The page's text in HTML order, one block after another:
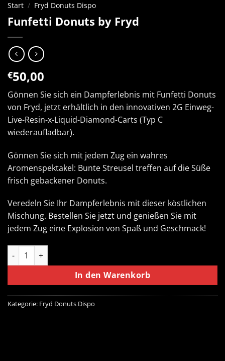
Start / Fryd Donuts Dispo
Funfetti Donuts by Fryd
€50,00
Gönnen Sie sich ein Dampferlebnis mit Funfetti Donuts
von Fryd, jetzt erhältlich in den innovativen 2G Einweg-
Live-Resin-x-Liquid-Diamond-Carts (Typ C
wiederaufladbar).
Gönnen Sie sich mit jedem Zug ein wahres
Aromenspektakel: Bunte Streusel treffen auf die Süße
frisch gebackener Donuts.
Veredeln Sie Ihr Dampferlebnis mit dieser köstlichen
Mischung. Bestellen Sie jetzt und genießen Sie mit
jedem Zug eine Explosion von Spaß und Geschmack!
Funfetti Donuts by Fryd Menge
In den Warenkorb
Kategorie: Fryd Donuts Dispo